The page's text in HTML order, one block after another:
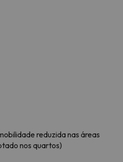
reduzida nas áreas
nos quartos)